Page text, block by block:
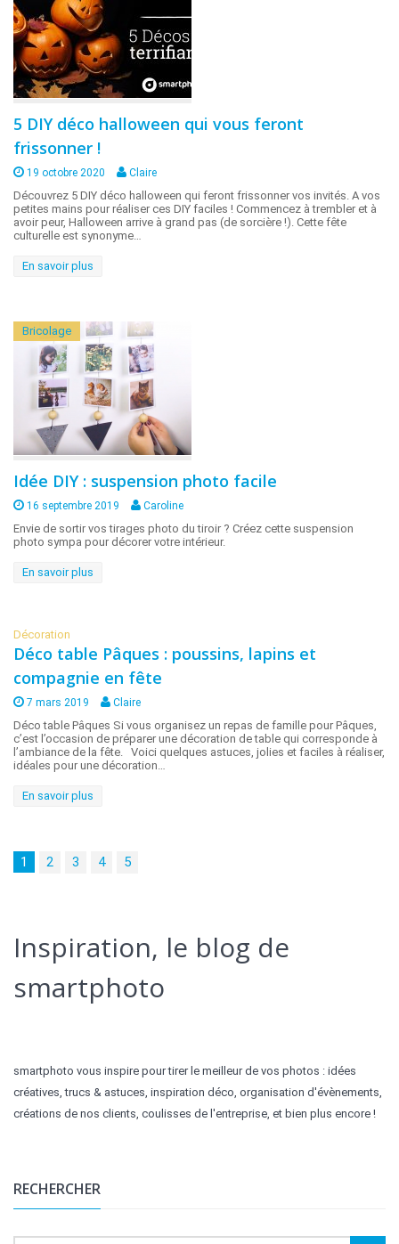
5 DIY déco halloween qui vous feront
frissonner !
19 octobre 2020 Claire
Découvrez 5 DIY déco halloween qui feront frissonner vos invités. A vos
petites mains pour réaliser ces DIY faciles ! Commencez à trembler et à
avoir peur, Halloween arrive à grand pas (de sorcière !). Cette fête
culturelle est synonyme…
En savoir plus
Bricolage
Idée DIY : suspension photo facile
16 septembre 2019 Caroline
Envie de sortir vos tirages photo du tiroir ? Créez cette suspension
photo sympa pour décorer votre intérieur.
En savoir plus
Décoration
Déco table Pâques : poussins, lapins et
compagnie en fête
7 mars 2019 Claire
Déco table Pâques Si vous organisez un repas de famille pour Pâques,
c’est l’occasion de préparer une décoration de table qui corresponde à
l’ambiance de la fête. Voici quelques astuces, jolies et faciles à réaliser,
idéales pour une décoration…
En savoir plus
1 2 3 4 5
Inspiration, le blog de
smartphoto
smartphoto vous inspire pour tirer le meilleur de vos photos : idées
créatives, trucs & astuces, inspiration déco, organisation d'évènements,
créations de nos clients, coulisses de l'entreprise, et bien plus encore !
RECHERCHER